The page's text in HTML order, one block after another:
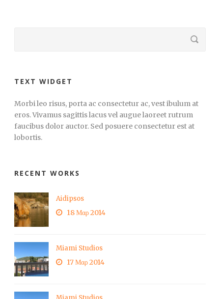
TEXT WIDGET
Morbi leo risus, porta ac consectetur ac, vest ibulum at
eros. Vivamus sagittis lacus vel augue laoreet rutrum
faucibus dolor auctor. Sed posuere consectetur est at
lobortis.
RECENT WORKS
Aidipsos
18 Μαρ 2014
Miami Studios
17 Μαρ 2014